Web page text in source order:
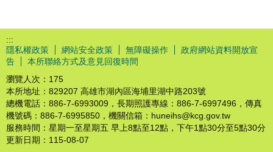
:::
隱私權政策
網站安全政策 無障礙操作
政府網站資料開放宣
告
本所聯絡方式及意見回復時間
瀏覽人次： 175
本所地址：829207 高雄市湖內區海埔里湖中路203號
總機電話：886-7-6993009，長期照護專線：886-7-6997496，傳真
機號碼：886-7-6995850，機關信箱：huneihs@kcg.gov.tw
服務時間：星期一至星期五 早上8點至12點，下午1點30分至5點30分
更新日期： 115-08-07